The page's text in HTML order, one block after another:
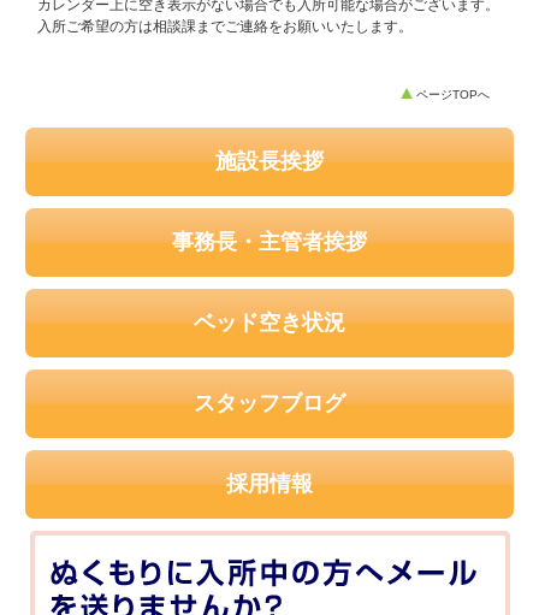
カレンダー上に空き表示がない場合でも入所可能な場合がございます。
入所ご希望の方は相談課までご連絡をお願いいたします。
ページTOPへ
施設長挨拶
事務長・主管者挨拶
ベッド空き状況
スタッフブログ
採用情報